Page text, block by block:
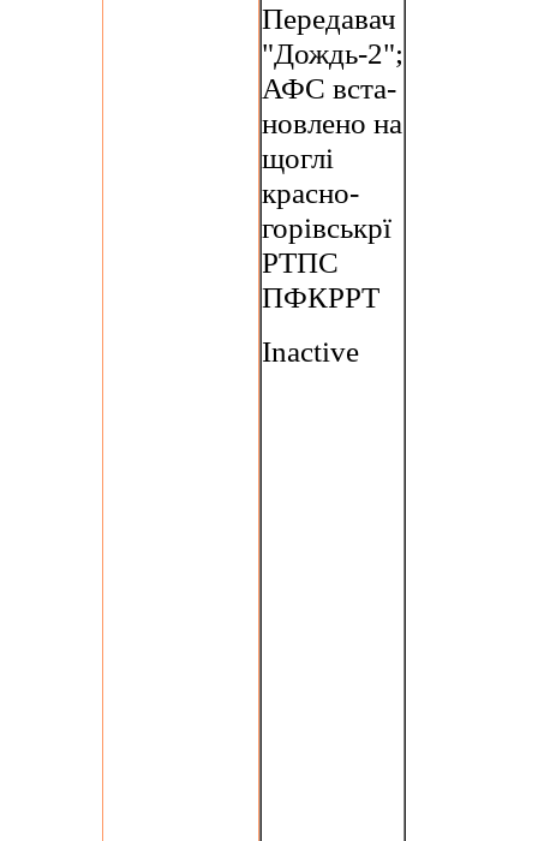
Передавач
"Дождь-2";
АФС вста-
новлено на
щоглі
красно-
горівськрї
РТПС
ПФКРРТ
Inactive